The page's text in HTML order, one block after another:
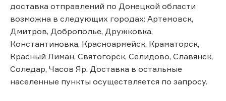
доставка отправлений по Донецкой области
возможна в следующих городах: Артемовск,
Дмитров, Доброполье, Дружковка,
Константиновка, Красноармейск, Краматорск,
Красный Лиман, Святогорск, Селидово, Славянск,
Соледар, Часов Яр. Доставка в остальные
населенные пункты осуществляется по запросу.